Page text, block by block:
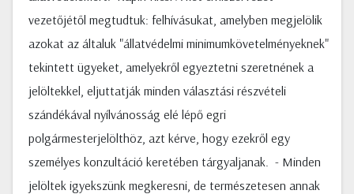
vezetőjétől megtudtuk: felhívásukat, amelyben megjelölik
azokat az általuk "állatvédelmi minimumkövetelményeknek"
tekintett ügyeket, amelyekről egyeztetni szeretnének a
jelöltekkel, eljuttatják minden választási részvételi
szándékával nyílvánosság elé lépő egri
polgármesterjelölthöz, azt kérve, hogy ezekről egy
személyes konzultáció keretében tárgyaljanak. - Minden
jelöltek igyekszünk megkeresni, de természetesen annak